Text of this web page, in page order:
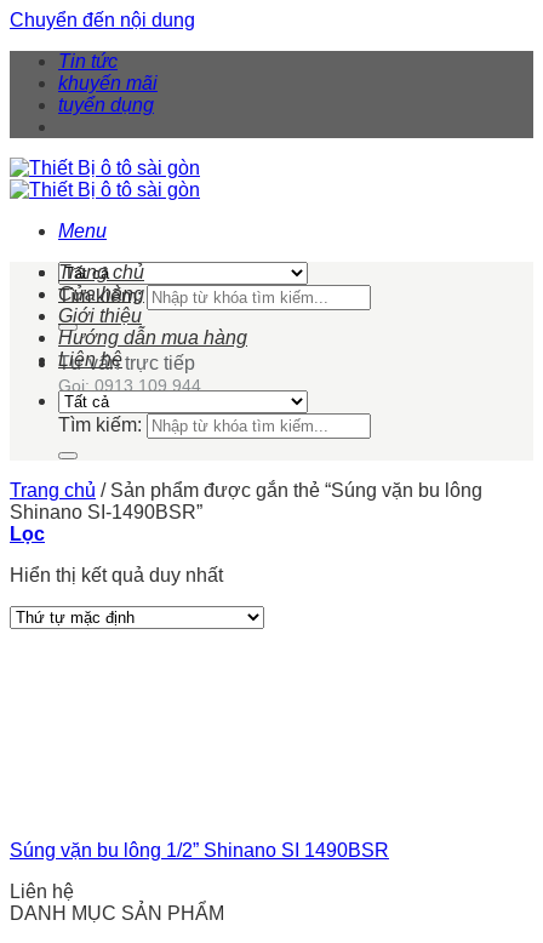
Chuyển đến nội dung
Tin tức
khuyến mãi
tuyển dụng
Menu
Tìm kiếm:
Tư vấn trực tiếp
Gọi: 0913 109 944
Trang chủ
Cửa hàng
Giới thiệu
Hướng dẫn mua hàng
Liên hệ
Tìm kiếm:
Trang chủ /Sản phẩm được gắn thẻ “Súng vặn bu lông
Shinano SI-1490BSR”
Lọc
Hiển thị kết quả duy nhất
Súng vặn bu lông 1/2” Shinano SI 1490BSR
Liên hệ
DANH MỤC SẢN PHẨM